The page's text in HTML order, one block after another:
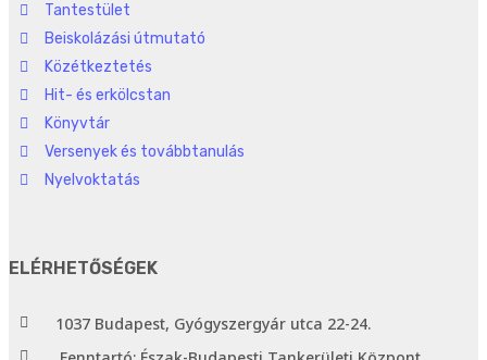
Tantestület
Beiskolázási útmutató
Közétkeztetés
Hit- és erkölcstan
Könyvtár
Versenyek és továbbtanulás
Nyelvoktatás
ELÉRHETŐSÉGEK
1037 Budapest, Gyógyszergyár utca 22-24.